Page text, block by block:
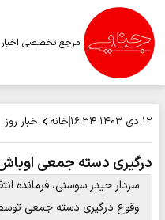
مرجع تخصصی
۱۲ دی ۱۴۰۳ ۱۶:۳۴ خانه اخبار روز
درگیری دسته جمعی
سردار حیدر سوسنی، فرمانده
وقوع درگیری دسته جمعی توسط